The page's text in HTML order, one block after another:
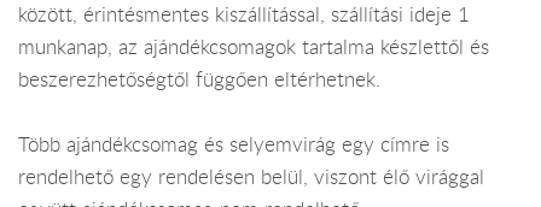
között, érintésmentes kiszállítással, szállítási ideje 1
munkanap, az ajándékcsomagok tartalma készlettől és
beszerezhetőségtől függően eltérhetnek.
Több ajándékcsomag és selyemvirág egy címre is
rendelhető egy rendelésen belül, viszont élő virággal